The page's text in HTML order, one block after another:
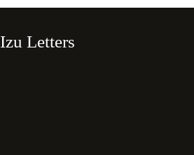
Izu Letters